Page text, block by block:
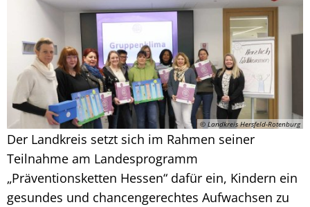
© Landkreis Hersfeld-Rotenburg
Der Landkreis setzt sich im Rahmen seiner
Teilnahme am Landesprogramm
„Präventionsketten Hessen“ dafür ein, Kindern ein
gesundes und chancengerechtes Aufwachsen zu